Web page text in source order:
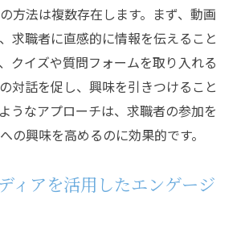
方法は複数存在します。まず、動画
求職者に直感的に情報を伝えること
クイズや質問フォームを取り入れる
対話を促し、興味を引きつけること
うなアプローチは、求職者の参加を
の興味を高めるのに効果的です。
ィアを活用したエンゲージ